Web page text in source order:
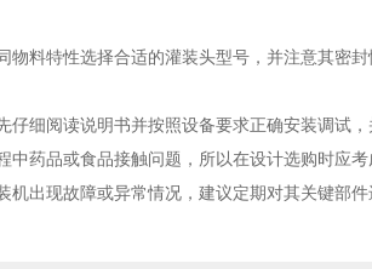
料特性选择合适的灌装头型号，并注意其密封
细阅读说明书并按照设备要求正确安装调试，
药品或食品接触问题，所以在设计选购时应考
出现故障或异常情况，建议定期对其关键部件